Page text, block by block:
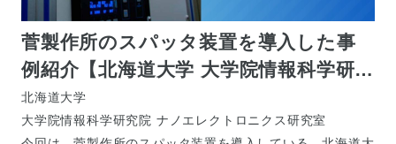
菅製作所のスパッタ装置を導入した事
例紹介【北海道大学 大学院情報科学研究
院 ナノエレクトロニクス研究室 末岡
和久教授】
北海道大学
大学院情報科学研究院 ナノエレクトロニクス研究室